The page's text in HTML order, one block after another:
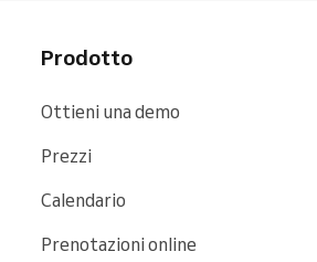
Prodotto
Ottieni una demo
Prezzi
Calendario
Prenotazioni online